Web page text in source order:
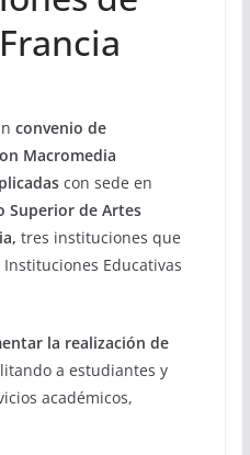
convenio de
Macromedia
con sede en
Superior de Artes
tres instituciones que
Educativas
la realización de
a estudiantes y
académicos,